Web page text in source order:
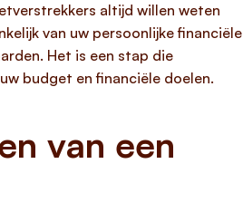
altijd willen weten
van uw persoonlijke financiële
Het is een stap die
budget en financiële doelen.
van een